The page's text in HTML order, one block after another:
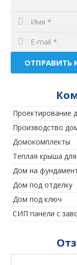
Проектирование
Производство
Домокомплекты
Теплая крыша
Дом на
Дом под отделку
Дом под ключ
СИП панели с